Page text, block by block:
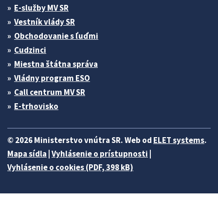
E-služby MV SR
Vestník vlády SR
Obchodovanie s ľuďmi
Cudzinci
Miestna štátna správa
Vládny program ESO
Call centrum MV SR
E-trhovisko
© 2026 Ministerstvo vnútra SR. Web od ELET systems.
Mapa sídla Vyhlásenie o prístupnosti
Vyhlásenie o cookies (PDF, 398 kB)